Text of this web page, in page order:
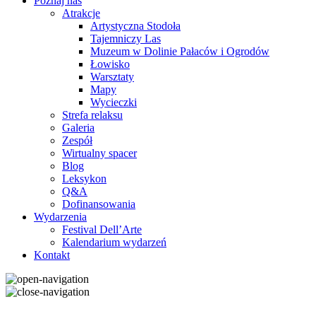
Atrakcje
Artystyczna Stodoła
Tajemniczy Las
Muzeum w Dolinie Pałaców i Ogrodów
Łowisko
Warsztaty
Mapy
Wycieczki
Strefa relaksu
Galeria
Zespół
Wirtualny spacer
Blog
Leksykon
Q&A
Dofinansowania
Wydarzenia
Festival Dell’Arte
Kalendarium wydarzeń
Kontakt